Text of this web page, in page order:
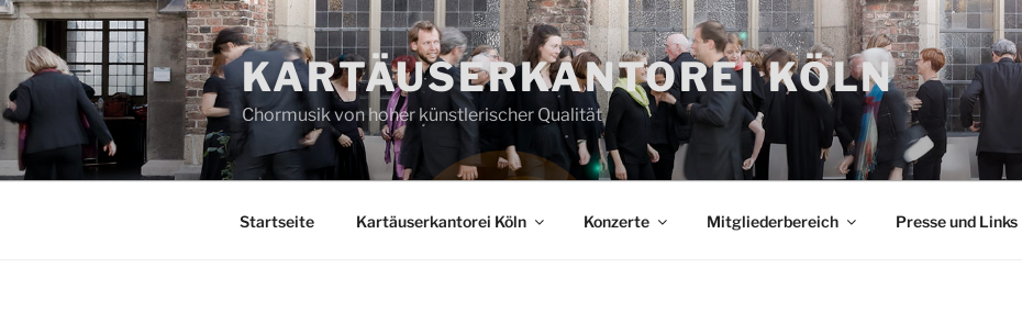
Zum
Inhalt
springen
KARTÄUSERKANTOREI KÖLN
Chormusik von hoher künstlerischer Qualität
Startseite Kartäuserkantorei Köln Konzerte Mitgliederbereich Presse und Links